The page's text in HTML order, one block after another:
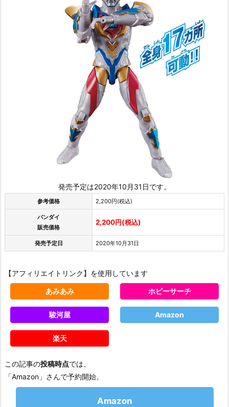
発売予定は2020年10月31日です。
参考価格 2,200円(税込)
バンダイ
販売価格
2,200円(税込)
発売予定日 2020年10月31日
【アフィリエイトリンク】を使用しています
あみあみ ホビーサーチ
駿河屋 Amazon
楽天
この記事の投稿時点では、
「Amazon」さんで予約開始。
Amazon